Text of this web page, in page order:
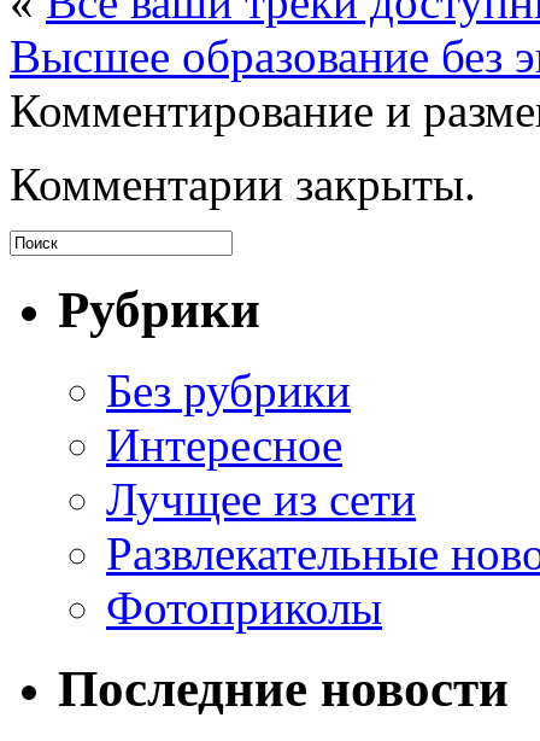
Высшее образование без
Комментирование и
Комментарии закрыты.
Рубрики
Без рубрики
Интересное
Лучщее из сети
Развлекательные
Фотоприколы
Последние новости